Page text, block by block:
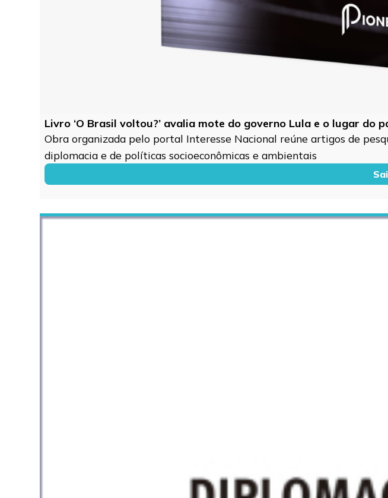
Livro ‘O Brasil voltou?’ avalia mote do governo Lula e o lugar do
Obra organizada pelo portal Interesse Nacional reúne artigos de
diplomacia e de políticas socioeconômicas e ambientais